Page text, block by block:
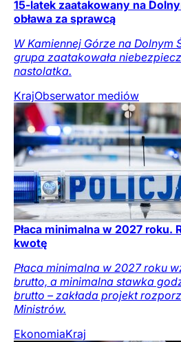
15-latek zaatakowany na
obława za sprawcą
W Kamiennej Górze na Dolnym
grupa zaatakowała
nastolatka.
KrajObserwator mediów
Płaca minimalna w 2027 roku.
kwotę
Płaca minimalna w 2027 roku
brutto, a minimalna stawka
brutto – zakłada projekt
Ministrów.
EkonomiaKraj